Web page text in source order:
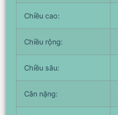
Chiều cao:
Chiều rộng:
Chiều sâu:
Cân nặng: